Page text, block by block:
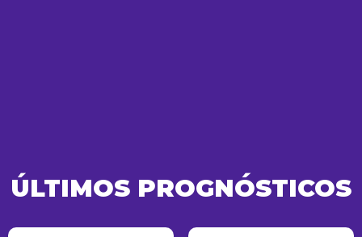
ÚLTIMOS PROGNÓSTICOS